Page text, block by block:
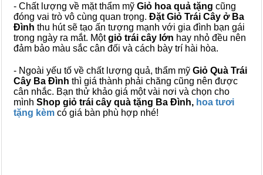
- Chất lượng về mặt thẩm mỹ Giỏ hoa quả tặng cũng
đóng vai trò vô cùng quan trọng. Đặt Giỏ Trái Cây ở Ba
Đình thu hút sẽ tạo ấn tượng mạnh với gia đình bạn gái
trong ngày ra mắt. Mộtgiỏ trái cây lớn hay nhỏ đều nên
đảm bảo màu sắc cân đối và cách bày trí hài hòa.
- Ngoài yếu tố về chất lượng quả, thẩm mỹ Giỏ Quà Trái
Cây Ba Đình thì giá thành phải chăng cũng nên được
cân nhắc. Bạn thử khảo giá một vài nơi và chọn cho
mình Shop giỏ trái cây quà tặng Ba Đình, hoa tươi
tặng kèm có giá bàn phù hợp nhé!